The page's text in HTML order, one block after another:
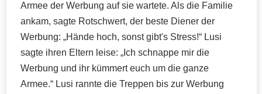
Armee der Werbung auf sie wartete. Als die Familie
ankam, sagte Rotschwert, der beste Diener der
Werbung: „Hände hoch, sonst gibt's Stress!“ Lusi
sagte ihren Eltern leise: „Ich schnappe mir die
Werbung und ihr kümmert euch um die ganze
Armee.“ Lusi rannte die Treppen bis zur Werbung